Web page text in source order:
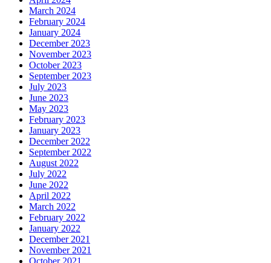
March 2024
February 2024
January 2024
December 2023
November 2023
October 2023
September 2023
July 2023
June 2023
May 2023
February 2023
January 2023
December 2022
September 2022
August 2022
July 2022
June 2022
April 2022
March 2022
February 2022
January 2022
December 2021
November 2021
October 2021